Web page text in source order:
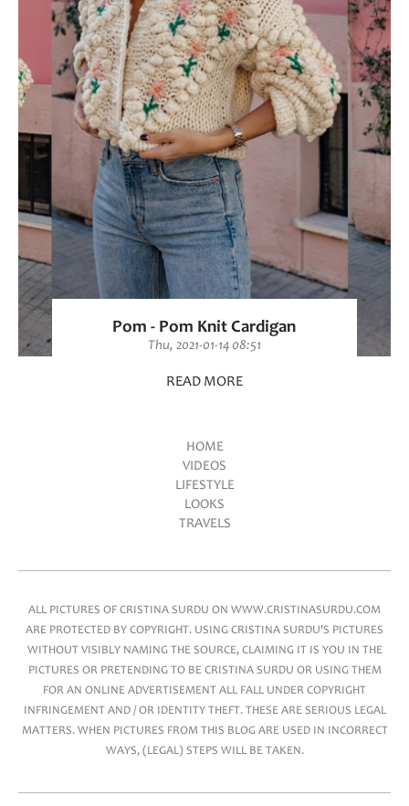
Pom - Pom Knit Cardigan
Thu, 2021-01-14 08:51
READ MORE
HOME
VIDEOS
LIFESTYLE
LOOKS
TRAVELS
ALL PICTURES OF CRISTINA SURDU ON WWW.CRISTINASURDU.COM
ARE PROTECTED BY COPYRIGHT. USING CRISTINA SURDU'S PICTURES
WITHOUT VISIBLY NAMING THE SOURCE, CLAIMING IT IS YOU IN THE
PICTURES OR PRETENDING TO BE CRISTINA SURDU OR USING THEM
FOR AN ONLINE ADVERTISEMENT ALL FALL UNDER COPYRIGHT
INFRINGEMENT AND / OR IDENTITY THEFT. THESE ARE SERIOUS LEGAL
MATTERS. WHEN PICTURES FROM THIS BLOG ARE USED IN INCORRECT
WAYS, (LEGAL) STEPS WILL BE TAKEN.